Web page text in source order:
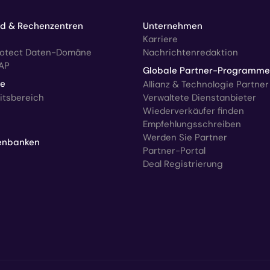
& Rechenzentren
Daten-Domäne
Unternehmen
Karriere
Nachrichtenredaktion
Globale Partner-Programme
Allianz & Technologie Partner
Verwaltete Dienstanbieter
Wiederverkäufer finden
Empfehlungsschreiben
Werden Sie Partner
Partner-Portal
Deal Registrierung